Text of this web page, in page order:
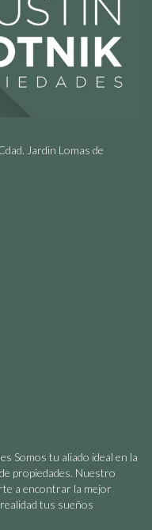
Jardin Lomas de
Somos tu aliado ideal en la
propiedades. Nuestro
a encontrar la mejor
tus sueños